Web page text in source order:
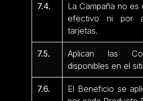
7.4.
La Campaña no
efectivo ni por
tarjetas.
7.5.
Aplican las
disponibles en el
7.6.
El Beneficio se